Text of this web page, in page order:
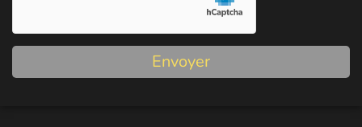
Envoyer